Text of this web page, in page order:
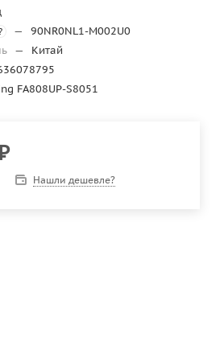
—
90NR0NL1-M002U0
—
Китай
FA808UP-S8051
Нашли дешевле?